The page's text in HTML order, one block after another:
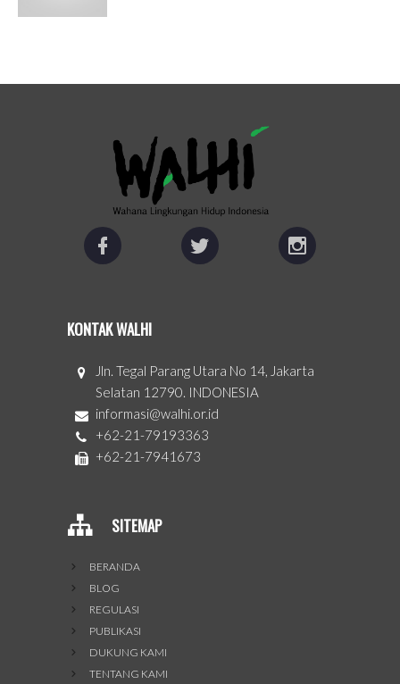
KONTAK WALHI
Jln. Tegal Parang Utara No 14, Jakarta
Selatan 12790. INDONESIA
informasi@walhi.or.id
+62-21-79193363
+62-21-7941673
SITEMAP
BERANDA
BLOG
REGULASI
PUBLIKASI
DUKUNG KAMI
TENTANG KAMI